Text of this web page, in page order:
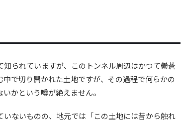
られていますが、このトンネル周辺はかつて鬱蒼
で切り開かれた土地ですが、その過程で何らかの
かという噂が絶えません。
ないものの、地元では「この土地には昔から触れ